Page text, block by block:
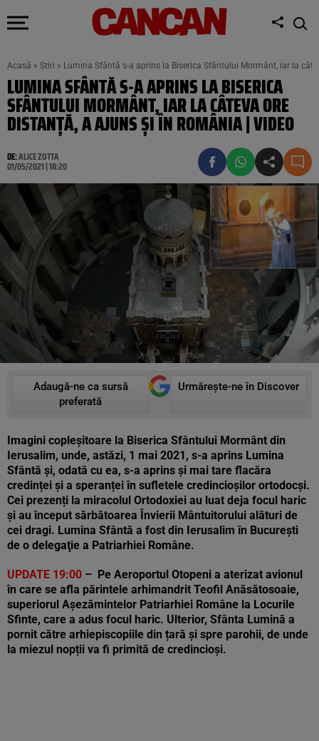
Acasă » Știri » Lumina Sfântă s-a aprins la Biserica Sfântului Mormânt, iar la
LUMINA SFÂNTĂ S-A APRINS LA BISERICA
SFÂNTULUI MORMÂNT, IAR LA CÂTEVA ORE
DISTANȚĂ, A AJUNS ȘI ÎN ROMÂNIA | VIDEO
DE:ALICE ZOTTA
01/05/2021 | 18:20
Adaugă-ne ca sursă
preferată
Urmărește-ne în Discover
Imagini copleșitoare la Biserica Sfântului Mormânt din
Ierusalim, unde, astăzi, 1 mai 2021, s-a aprins Lumina
Sfântă și, odată cu ea, s-a aprins și mai tare flacăra
credinței și a speranței în sufletele credincioşilor ortodocși.
Cei prezenți la miracolul Ortodoxiei au luat deja focul haric
și au început sărbătoarea Învierii Mântuitorului alături de
cei dragi. Lumina Sfântă a fost din Ierusalim în București
de o delegaţie a Patriarhiei Române.
UPDATE 19:00 – Pe Aeroportul Otopeni a aterizat avionul
în care se afla părintele arhimandrit Teofil Anăsătosoaie,
superiorul Aşezămintelor Patriarhiei Române la Locurile
Sfinte, care a adus focul haric. Ulterior, Sfânta Lumină a
pornit către arhiepiscopiile din țară și spre parohii, de unde
la miezul nopții va fi primită de credincioși.